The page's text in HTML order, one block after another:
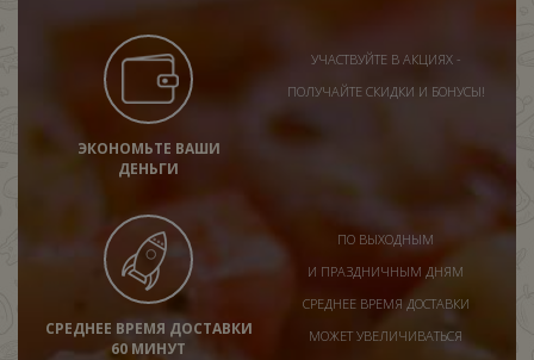
ЭКОНОМЬТЕ ВАШИ
ДЕНЬГИ
УЧАСТВУЙТЕ В АКЦИЯХ -
ПОЛУЧАЙТЕ СКИДКИ И БОНУСЫ!
СРЕДНЕЕ ВРЕМЯ ДОСТАВКИ
60 МИНУТ
ПО ВЫХОДНЫМ
И ПРАЗДНИЧНЫМ ДНЯМ
СРЕДНЕЕ ВРЕМЯ ДОСТАВКИ
МОЖЕТ УВЕЛИЧИВАТЬСЯ